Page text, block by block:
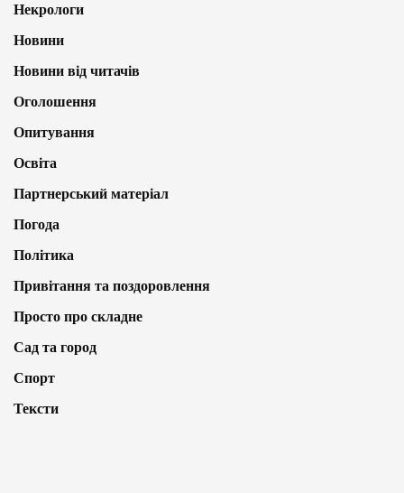
Некрологи
Новини
Новини від читачів
Оголошення
Опитування
Освіта
Партнерський матеріал
Погода
Політика
Привітання та поздоровлення
Просто про складне
Сад та город
Спорт
Тексти